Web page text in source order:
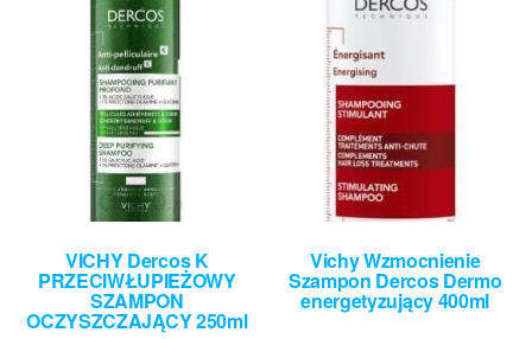
VICHY Dercos K
PRZECIWŁUPIEŻOWY
SZAMPON
OCZYSZCZAJĄCY 250ml
Vichy Wzmocnienie
Szampon Dercos Dermo
energetyzujący 400ml